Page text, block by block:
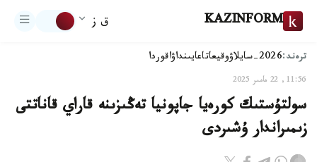
KAZINFORM ق ز
ترەند:2026-سايلاۋ وقيعاتاعايىنداۋاقوردا
11:56, 22 مامىر 2025
سولتۇستىك كورەيا جاپونيا تەڭىزىنە قاراي قاناتتى
زىمىراندار ۇشىردى